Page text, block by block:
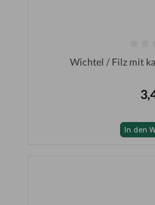
Wichtel / Filz mit
In den